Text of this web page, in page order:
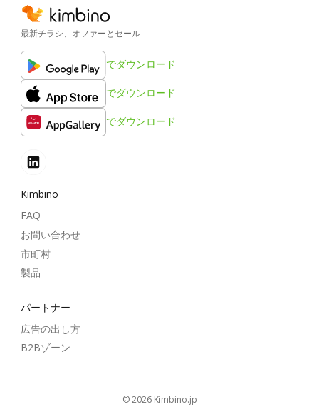
最新チラシ、オファーとセール
でダウンロード
でダウンロード
でダウンロード
Kimbino
FAQ
お問い合わせ
市町村
製品
パートナー
広告の出し方
B2Bゾーン
© 2026 kimbino.jp